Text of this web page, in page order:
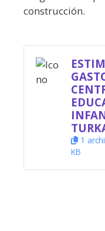
construcción.
1
KB